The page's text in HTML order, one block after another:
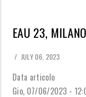
EAU 23, MILANO
/ JULY 06, 2023
Data articolo
Gio, 07/06/2023 -